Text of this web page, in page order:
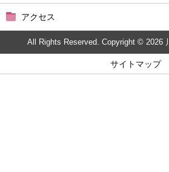
アクセス
All Rights Reserved. Copyright © 2026
サイトマップ